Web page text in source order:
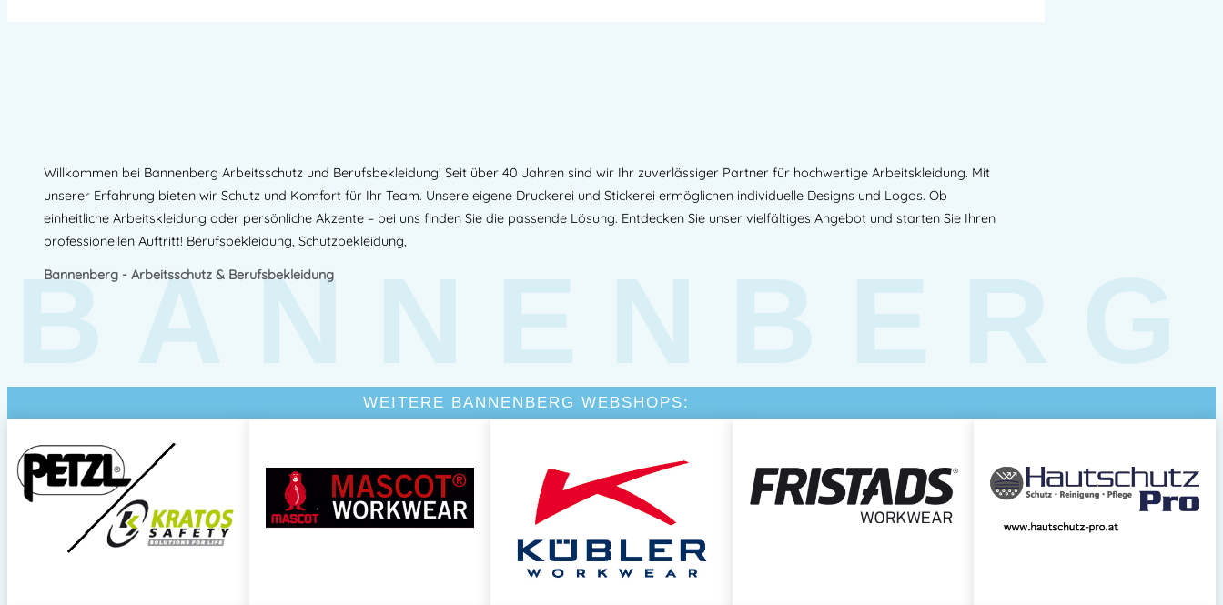
Willkommen bei Bannenberg Arbeitsschutz und Berufsbekleidung! Seit über 40 Jahren sind wir Ihr zuverlässiger Partner für hochwertige Arbeitskleidung. Mit
unserer Erfahrung bieten wir Schutz und Komfort für Ihr Team. Unsere eigene Druckerei und Stickerei ermöglichen individuelle Designs und Logos. Ob
einheitliche Arbeitskleidung oder persönliche Akzente – bei uns finden Sie die passende Lösung. Entdecken Sie unser vielfältiges Angebot und starten Sie Ihren
professionellen Auftritt! Berufsbekleidung, Schutzbekleidung,
Bannenberg - Arbeitsschutz & Berufsbekleidung
BANNENBERG
WEITERE BANNENBERG WEBSHOPS: